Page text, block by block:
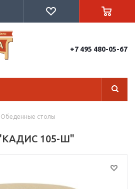
+7 495 480-05-67
Обеденные столы
105-Ш"